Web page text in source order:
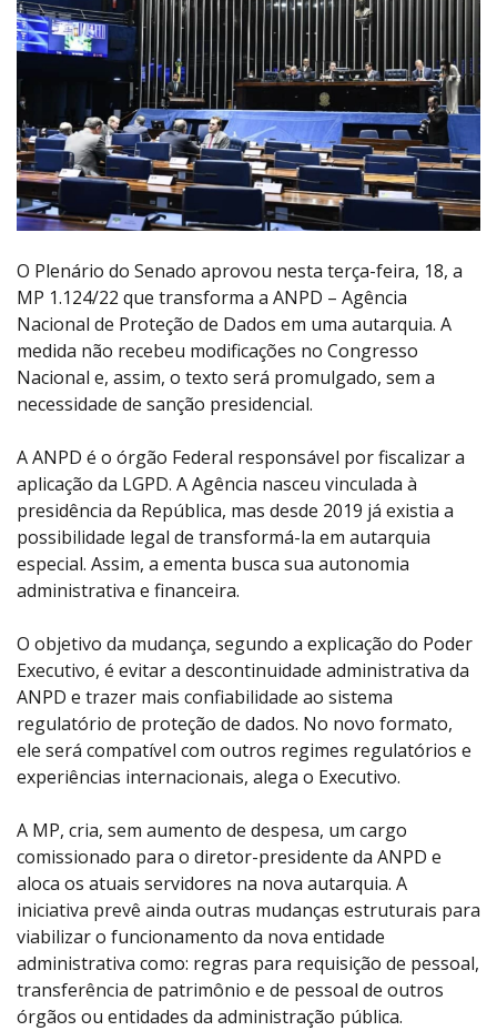
O Plenário do Senado aprovou nesta terça-feira, 18, a
MP 1.124/22 que transforma a ANPD – Agência
Nacional de Proteção de Dados em uma autarquia. A
medida não recebeu modificações no Congresso
Nacional e, assim, o texto será promulgado, sem a
necessidade de sanção presidencial.
A ANPD é o órgão Federal responsável por fiscalizar a
aplicação da LGPD. A Agência nasceu vinculada à
presidência da República, mas desde 2019 já existia a
possibilidade legal de transformá-la em autarquia
especial. Assim, a ementa busca sua autonomia
administrativa e financeira.
O objetivo da mudança, segundo a explicação do Poder
Executivo, é evitar a descontinuidade administrativa da
ANPD e trazer mais confiabilidade ao sistema
regulatório de proteção de dados. No novo formato,
ele será compatível com outros regimes regulatórios e
experiências internacionais, alega o Executivo.
A MP, cria, sem aumento de despesa, um cargo
comissionado para o diretor-presidente da ANPD e
aloca os atuais servidores na nova autarquia. A
iniciativa prevê ainda outras mudanças estruturais para
viabilizar o funcionamento da nova entidade
administrativa como: regras para requisição de pessoal,
transferência de patrimônio e de pessoal de outros
órgãos ou entidades da administração pública.